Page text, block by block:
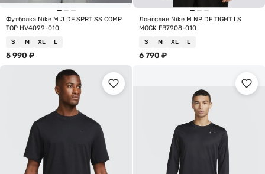
Футболка Nike M J DF SPRT SS COMP
TOP HV4099-010
S M XL L
5 990 ₽
Лонгслив Nike M NP DF TIGHT LS
MOCK FB7908-010
S M XL L
6 790 ₽